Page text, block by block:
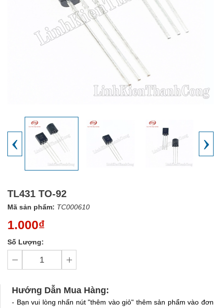
‹ ›
TL431 TO-92
Mã sản phẩm: TC000610
1.000₫
Số Lượng:
Hướng Dẫn Mua Hàng:
- Bạn vui lòng nhấn nút "thêm vào giỏ" thêm sản phẩm vào đơn